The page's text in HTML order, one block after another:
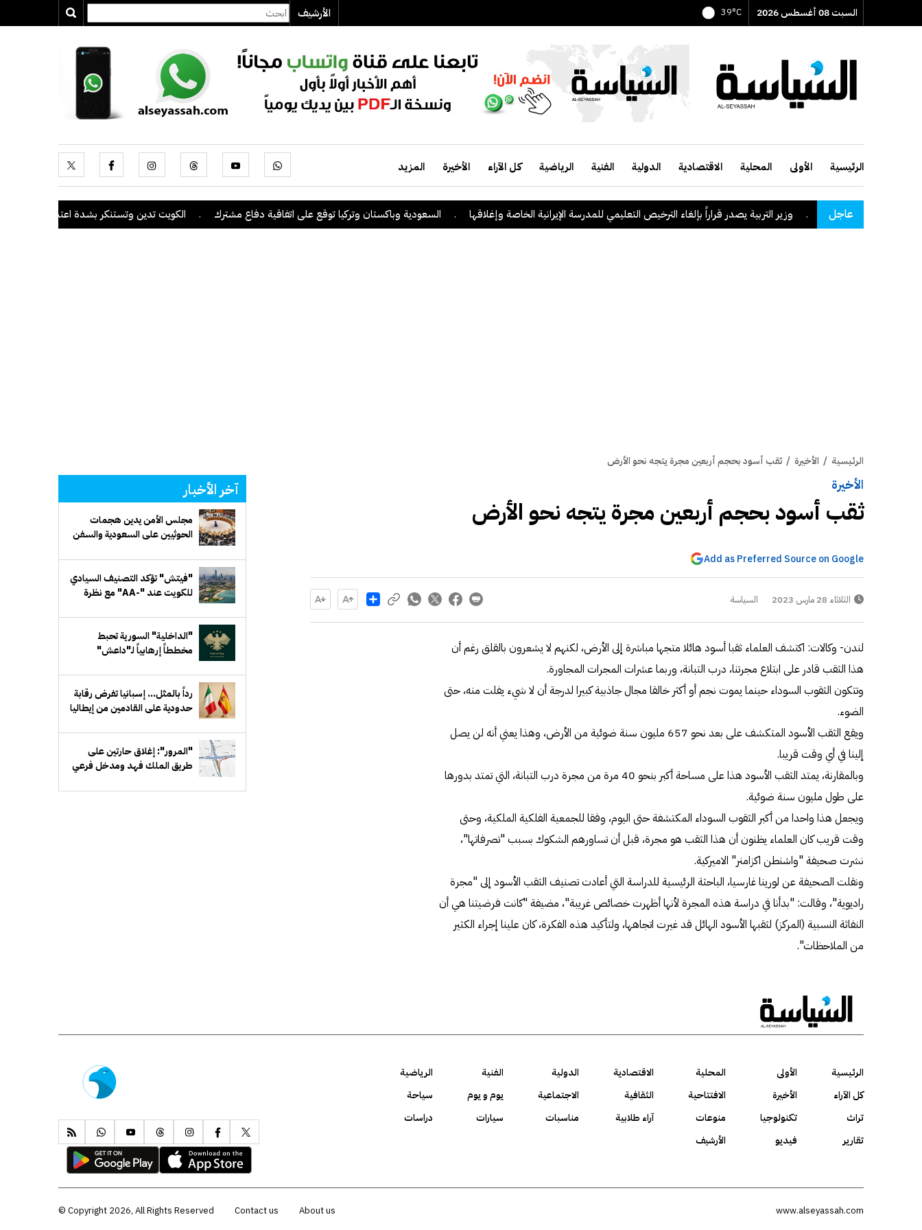
السبت 08 أغسطس 2026 39°C الأرشيف
الرئيسية الأولى المحلية الاقتصادية الدولية الفنية الرياضية كل الآراء الأخيرة المزيد
عاجل وزير التربية يصدر قراراً بإلغاء الترخيص التعليمي للمدرسة الإيرانية الخاصة وإغلاقها . السعودية وباكستان وتركيا توقع على اتفاقية دفاع مشترك . الكويت تدين وتستنكر بشدة اعتداءات ميليشيا
الرئيسية / الأخيرة / ثقب أسود بحجم أربعين مجرة يتجه نحو الأرض
الأخيرة
ثقب أسود بحجم أربعين مجرة يتجه نحو الأرض
Add as Preferred Source on Google
الثلاثاء 28 مارس 2023 السياسة Share
لندن- وكالات: اكتشف العلماء ثقبا أسود هائلا متجها مباشرة إلى الأرض، لكنهم لا يشعرون بالقلق رغم أن
هذا الثقب قادر على ابتلاع مجرتنا، درب التبانة، وربما عشرات المجرات المجاورة.
وتتكون الثقوب السوداء حينما يموت نجم أو أكثر خالقا مجال جاذبية كبيرا لدرجة أن لا شيء يفلت منه، حتى
الضوء.
ويقع الثقب الأسود المتكشف على بعد نحو 657 مليون سنة ضوئية من الأرض، وهذا يعني أنه لن يصل
إلينا في أي وقت قريبا.
وبالمقارنة، يمتد الثقب الأسود هذا على مساحة أكبر بنحو 40 مرة من مجرة درب التبانة، التي تمتد بدورها
على طول مليون سنة ضوئية.
ويجعل هذا واحدا من أكبر الثقوب السوداء المكتشفة حتى اليوم، وفقا للجمعية الفلكية الملكية، وحتى
وقت قريب كان العلماء يظنون أن هذا الثقب هو مجرة، قبل أن تساورهم الشكوك بسبب "تصرفاتها"،
نشرت صحيفة "واشنطن اكزامنر" الاميركية.
ونقلت الصحيفة عن لورينا غارسيا، الباحثة الرئيسية للدراسة التي أعادت تصنيف الثقب الأسود إلى "مجرة
راديوية"، وقالت: "بدأنا في دراسة هذه المجرة لأنها أظهرت خصائص غريبة"، مضيفة "كانت فرضيتنا هي أن
النفاثة النسبية (المركز) لثقبها الأسود الهائل قد غيرت اتجاهها، ولتأكيد هذه الفكرة، كان علينا إجراء الكثير
من الملاحظات".
آخر الأخبار
مجلس الأمن يدين هجمات
الحوثيين على السعودية والسفن
"فيتش" تؤكد التصنيف السيادي
للكويت عند "-AA" مع نظرة
"الداخلية" السورية تحبط
مخططاً إرهابياً لـ"داعش"
دمشق
رداً بالمثل... إسبانيا تفرض رقابة
حدودية على القادمين من إيطاليا
"المرور": إغلاق حارتين على
طريق الملك فهد ومدخل فرعي
الرئيسية الأولى المحلية الاقتصادية الدولية الفنية
الرياضية
كل الآراء
الأخيرة الافتتاحية الثقافية الاجتماعية يوم و يوم
سياحة
تراث
تكنولوجيا منوعات آراء طلابية مناسبات سيارات
دراسات
تقارير
فيديو الأرشيف
www.alseyassah.com
About us
Contact us
Copyright 2026, All Rights Reserved ©